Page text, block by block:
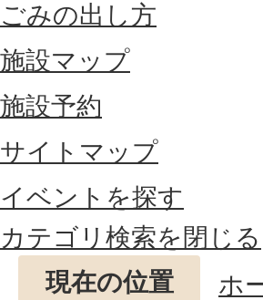
ごみの出し方
施設マップ
施設予約
サイトマップ
イベントを探す
カテゴリ検索を閉じる
現在の位置
ホ